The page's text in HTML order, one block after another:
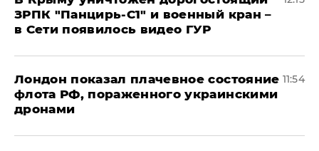
ЗРПК "Панцирь-С1" и военный кран –
в Сети появилось видео ГУР
Лондон показал плачевное состояние
флота РФ, пораженного украинскими
дронами
11:54